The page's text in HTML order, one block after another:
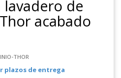
lavadero de
acabado
THOR
plazos de entrega